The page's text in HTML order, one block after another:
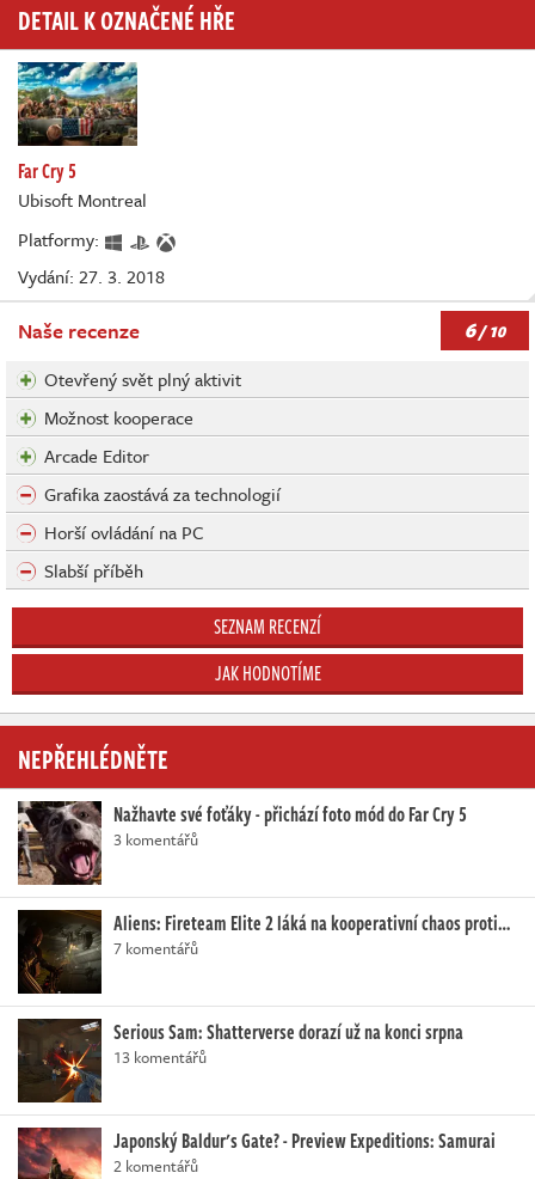
DETAIL K OZNAČENÉ HŘE
Far Cry 5
Ubisoft Montreal
Platformy:
Vydání: 27. 3. 2018
Naše recenze 6/ 10
Otevřený svět plný aktivit
Možnost kooperace
Arcade Editor
Grafika zaostává za technologií
Horší ovládání na PC
Slabší příběh
SEZNAM RECENZÍ
JAK HODNOTÍME
NEPŘEHLÉDNĚTE
Nažhavte své foťáky - přichází foto mód do Far Cry 5
3 komentářů
Aliens: Fireteam Elite 2 láká na kooperativní chaos proti…
7 komentářů
Serious Sam: Shatterverse dorazí už na konci srpna
13 komentářů
Japonský Baldur's Gate? - Preview Expeditions: Samurai
2 komentářů